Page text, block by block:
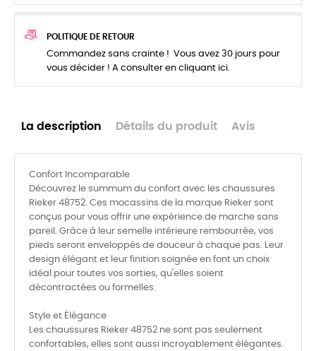
POLITIQUE DE RETOUR
Commandez sans crainte ! Vous avez 30 jours pour
vous décider ! A consulter en cliquant ici.
La description Détails du produit Avis
Confort Incomparable
Découvrez le summum du confort avec les chaussures
Rieker 48752. Ces mocassins de la marque Rieker sont
conçus pour vous offrir une expérience de marche sans
pareil. Grâce à leur semelle intérieure rembourrée, vos
pieds seront enveloppés de douceur à chaque pas. Leur
design élégant et leur finition soignée en font un choix
idéal pour toutes vos sorties, qu'elles soient
décontractées ou formelles.
Style et Élégance
Les chaussures Rieker 48752 ne sont pas seulement
confortables, elles sont aussi incroyablement élégantes.